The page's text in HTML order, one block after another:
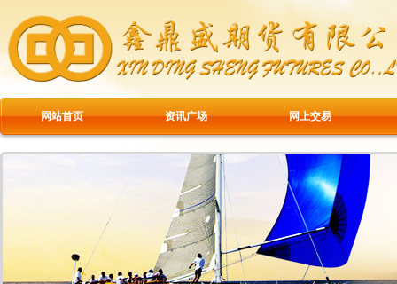
网站首页 资讯广场 网上交易